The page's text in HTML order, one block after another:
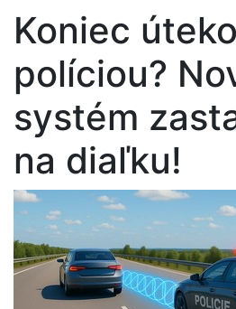
Koniec
políciou?
systém
na diaľku!